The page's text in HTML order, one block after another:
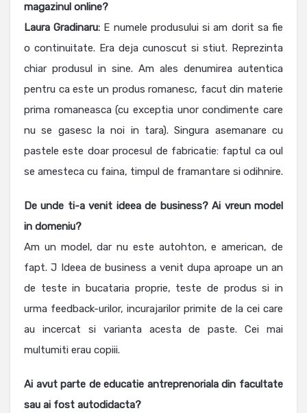
magazinul online?
Laura Gradinaru: E numele produsului si am dorit sa fie
o continuitate. Era deja cunoscut si stiut. Reprezinta
chiar produsul in sine. Am ales denumirea autentica
pentru ca este un produs romanesc, facut din materie
prima romaneasca (cu exceptia unor condimente care
nu se gasesc la noi in tara). Singura asemanare cu
pastele este doar procesul de fabricatie: faptul ca oul
se amesteca cu faina, timpul de framantare si odihnire.
De unde ti-a venit ideea de business? Ai vreun model
in domeniu?
Am un model, dar nu este autohton, e american, de
fapt. J Ideea de business a venit dupa aproape un an
de teste in bucataria proprie, teste de produs si in
urma feedback-urilor, incurajarilor primite de la cei care
au incercat si varianta acesta de paste. Cei mai
multumiti erau copiii.
Ai avut parte de educatie antreprenoriala din facultate
sau ai fost autodidacta?